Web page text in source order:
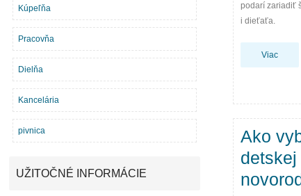
podarí zariadiť
i dieťaťa.
Viac
Ako
Kúpeľňa
Pracovňa
Dielňa
Kancelária
pivnica
UŽITOČNÉ INFORMÁCIE